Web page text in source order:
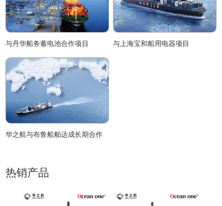
与丹华船务蓄电池合作项目 与上海宝和船用电器项目
华之航与布鲁船舶达成长期合作
热销产品